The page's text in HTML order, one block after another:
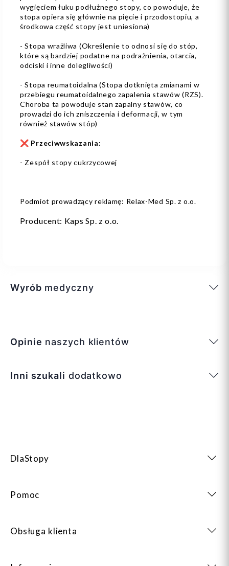
wygięciem łuku podłużnego stopy, co powoduje, że
stopa opiera się głównie na pięcie i przodostopiu, a
środkowa część stopy jest uniesiona)
- Stopa wrażliwa (Określenie to odnosi się do stóp,
które są bardziej podatne na podrażnienia, otarcia,
odciski i inne dolegliwości)
- Stopa reumatoidalna (Stopa dotknięta zmianami w
przebiegu reumatoidalnego zapalenia stawów (RZS).
Choroba ta powoduje stan zapalny stawów, co
prowadzi do ich zniszczenia i deformacji, w tym
również stawów stóp)
❌ Przeciwwskazania:
- Zespół stopy cukrzycowej
Podmiot prowadzący reklamę: Relax-Med Sp. z o.o.
Producent: Kaps Sp. z o.o.
Wyrób medyczny
Opinie naszych klientów
Inni szukali dodatkowo
DlaStopy
Pomoc
Obsługa klienta